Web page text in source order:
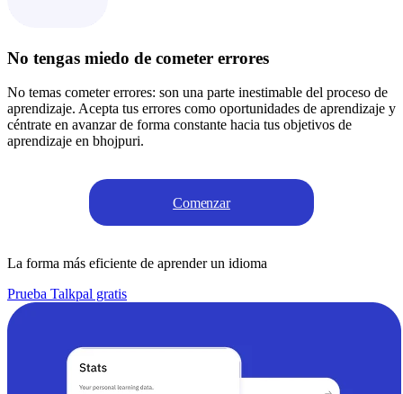
No tengas miedo de cometer errores
No temas cometer errores: son una parte inestimable del proceso de
aprendizaje. Acepta tus errores como oportunidades de aprendizaje y
céntrate en avanzar de forma constante hacia tus objetivos de
aprendizaje en bhojpuri.
Comenzar
La forma más eficiente de aprender un idioma
Prueba Talkpal gratis